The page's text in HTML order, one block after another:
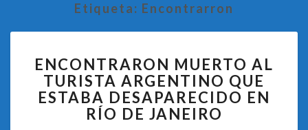
Etiqueta: Encontrarron
MUERTO
AL
TURISTA
ARGENTINO
ENCONTRARON MUERTO AL
TURISTA ARGENTINO QUE
ESTABA DESAPARECIDO EN
RÍO DE JANEIRO